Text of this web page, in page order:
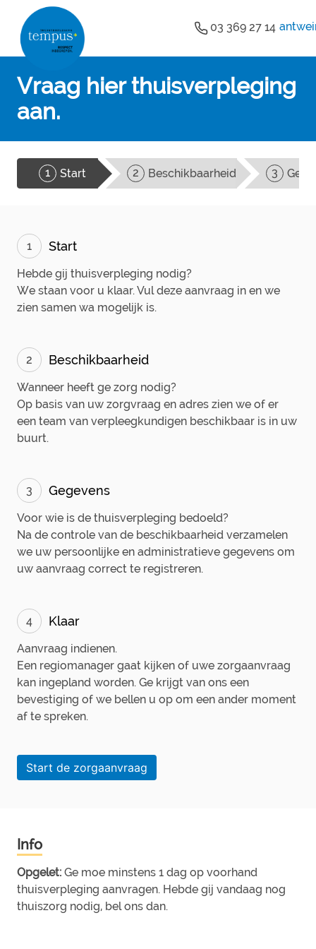
03 369 27 14
Vraag hier thuisverpleging
aan.
1 Start 2 Beschikbaarheid 3
1 Start
Hebde gij thuisverpleging nodig?
We staan voor u klaar. Vul deze aanvraag in en we
zien samen wa mogelijk is.
2 Beschikbaarheid
Wanneer heeft ge zorg nodig?
Op basis van uw zorgvraag en adres zien we of er
een team van verpleegkundigen beschikbaar is in uw
buurt.
3 Gegevens
Voor wie is de thuisverpleging bedoeld?
Na de controle van de beschikbaarheid verzamelen
we uw persoonlijke en administratieve gegevens om
uw aanvraag correct te registreren.
4 Klaar
Aanvraag indienen.
Een regiomanager gaat kijken of uwe zorgaanvraag
kan ingepland worden. Ge krijgt van ons een
bevestiging of we bellen u op om een ander moment
af te spreken.
Info
Opgelet: Ge moe minstens 1 dag op voorhand
thuisverpleging aanvragen. Hebde gij vandaag nog
thuiszorg nodig, bel ons dan.